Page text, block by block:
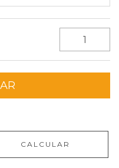
CALCULAR